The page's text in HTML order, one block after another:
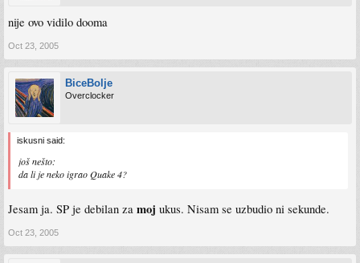
nije ovo vidilo dooma
Oct 23, 2005
BiceBolje
Overclocker
iskusni said:
još nešto:
da li je neko igrao Quake 4?
Jesam ja. SP je debilan za moj ukus. Nisam se uzbudio ni sekunde.
Oct 23, 2005